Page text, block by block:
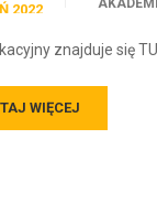
2022
znajduje się
WIĘCEJ